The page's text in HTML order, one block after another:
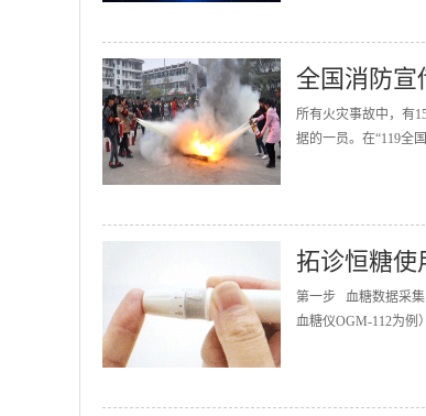
全国消防宣
所有火灾事故中，有
据的一员。在“119全
拓诊恒糖使
第一步 血糖数据采集
血糖仪OGM-112为例